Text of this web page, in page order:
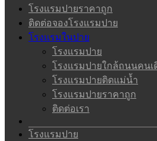
โรงแรมปายราคาถูก
ติดต่อจองโรงแรมปาย
โรงแรมในปาย
โรงแรมปาย
โรงแรมปายใกล้ถนนคนเ
โรงแรมปายติดแม่น้ำ
โรงแรมปายราคาถูก
ติดต่อเรา
โรงแรมปาย